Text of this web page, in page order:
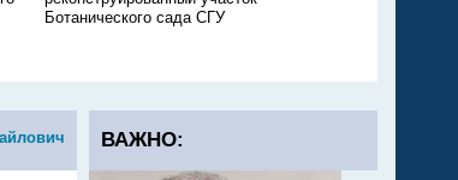
Ботанического сада СГУ
ВАЖНО: